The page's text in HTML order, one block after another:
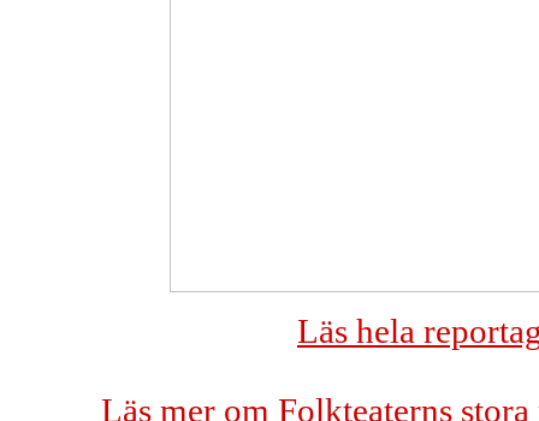
Läs hela
Läs mer om Folkteaterns